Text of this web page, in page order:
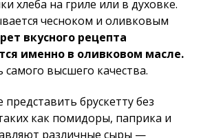
хлеба на гриле или в духовке.
чесноком и оливковым
вкусного рецепта
именно в оливковом масле.
высшего качества.
брускетту без
как помидоры, паприка и
различные сыры —